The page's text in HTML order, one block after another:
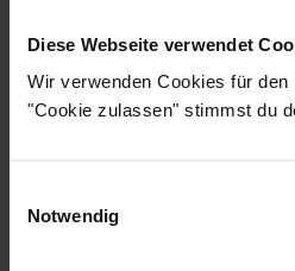
Diese Webseite verwendet
Wir verwenden Cookies für
"Cookie zulassen" stimmst du
Notwendig